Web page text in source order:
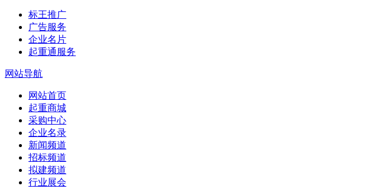
标王推广
广告服务
企业名片
起重通服务
网站导航
网站首页
起重商城
采购中心
企业名录
新闻频道
招标频道
拟建频道
行业展会